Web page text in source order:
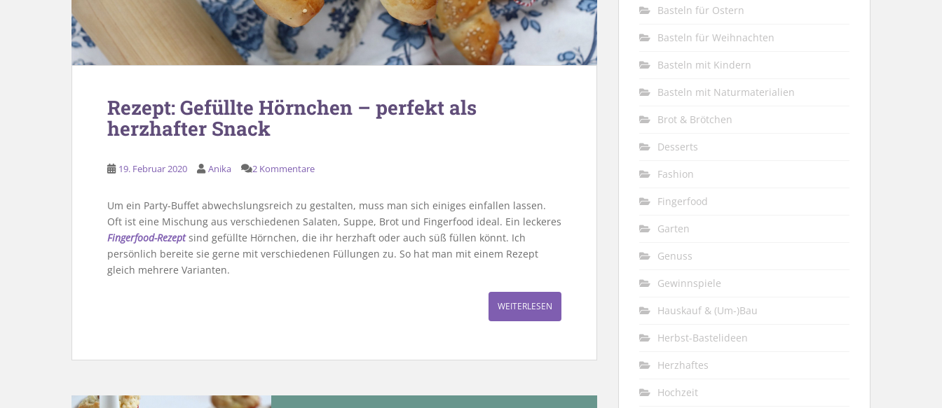
Rezept: Gefüllte Hörnchen – perfekt als
herzhafter Snack
19. Februar 2020 Anika 2 Kommentare
Um ein Party-Buffet abwechslungsreich zu gestalten, muss man sich einiges einfallen lassen.
Oft ist eine Mischung aus verschiedenen Salaten, Suppe, Brot und Fingerfood ideal. Ein leckeres
Fingerfood-Rezeptsind gefüllte Hörnchen, die ihr herzhaft oder auch süß füllen könnt. Ich
persönlich bereite sie gerne mit verschiedenen Füllungen zu. So hat man mit einem Rezept
gleich mehrere Varianten.
WEITERLESEN
Basteln für Ostern
Basteln für Weihnachten
Basteln mit Kindern
Basteln mit Naturmaterialien
Brot & Brötchen
Desserts
Fashion
Fingerfood
Garten
Genuss
Gewinnspiele
Hauskauf & (Um-)Bau
Herbst-Bastelideen
Herzhaftes
Hochzeit